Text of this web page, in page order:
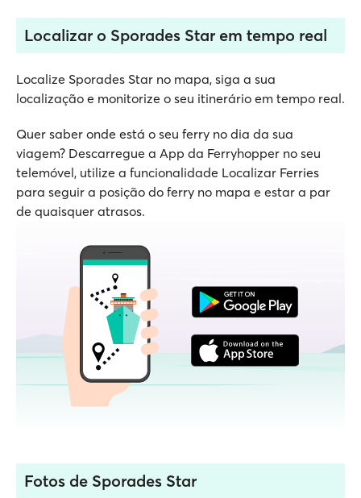
Localizar o Sporades Star em tempo real
Localize Sporades Star no mapa, siga a sua
localização e monitorize o seu itinerário em tempo real.
Quer saber onde está o seu ferry no dia da sua
viagem? Descarregue a App da Ferryhopper no seu
telemóvel, utilize a funcionalidade Localizar Ferries
para seguir a posição do ferry no mapa e estar a par
de quaisquer atrasos.
Fotos de Sporades Star